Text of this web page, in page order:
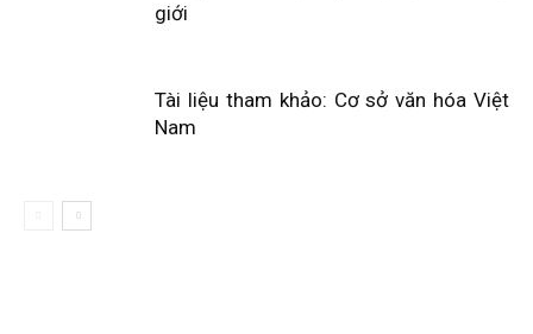
giới
Tài liệu tham khảo: Cơ sở văn hóa Việt
Nam